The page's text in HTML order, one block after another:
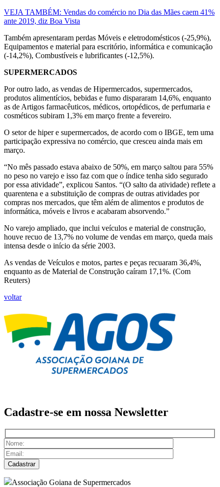
VEJA TAMBÉM: Vendas do comércio no Dia das Mães caem 41%
ante 2019, diz Boa Vista
Também apresentaram perdas Móveis e eletrodomésticos (-25,9%),
Equipamentos e material para escritório, informática e comunicação
(-14,2%), Combustíveis e lubrificantes (-12,5%).
SUPERMERCADOS
Por outro lado, as vendas de Hipermercados, supermercados,
produtos alimentícios, bebidas e fumo dispararam 14,6%, enquanto
as de Artigos farmacêuticos, médicos, ortopédicos, de perfumaria e
cosméticos subiram 1,3% em março frente a fevereiro.
O setor de hiper e supermercados, de acordo com o IBGE, tem uma
participação expressiva no comércio, que cresceu ainda mais em
março.
“No mês passado estava abaixo de 50%, em março saltou para 55%
no peso no varejo e isso faz com que o índice tenha sido segurado
por essa atividade”, explicou Santos. “(O salto da atividade) reflete a
quarentena e a substituição de compras de outras atividades por
compras nos mercados, que têm além de alimentos e produtos de
informática, móveis e livros e acabaram absorvendo.”
No varejo ampliado, que inclui veículos e material de construção,
houve recuo de 13,7% no volume de vendas em março, queda mais
intensa desde o início da série 2003.
As vendas de Veículos e motos, partes e peças recuaram 36,4%,
enquanto as de Material de Construção caíram 17,1%. (Com
Reuters)
voltar
Cadastre-se em nossa Newsletter
Associação Goiana de Supermercados